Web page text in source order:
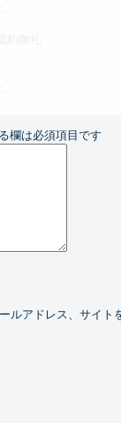
御礼
欄は必須項目です
アドレス、サイト